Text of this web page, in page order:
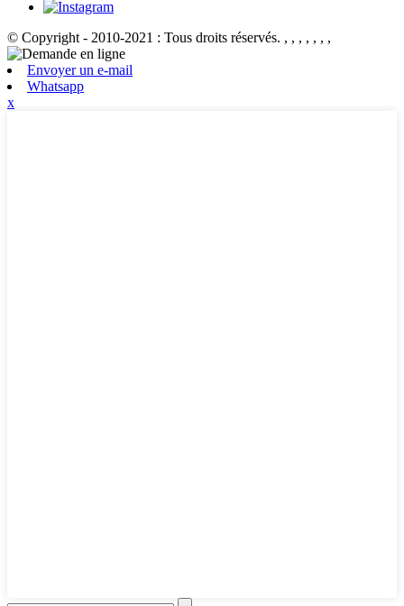
© Copyright - 2010-2021 : Tous droits réservés. , , , , , , ,
Envoyer un e-mail
Whatsapp
x